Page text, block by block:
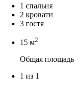
1 спальня
2 кровати
3 гостя
15 м2
Общая площадь
1 из 1